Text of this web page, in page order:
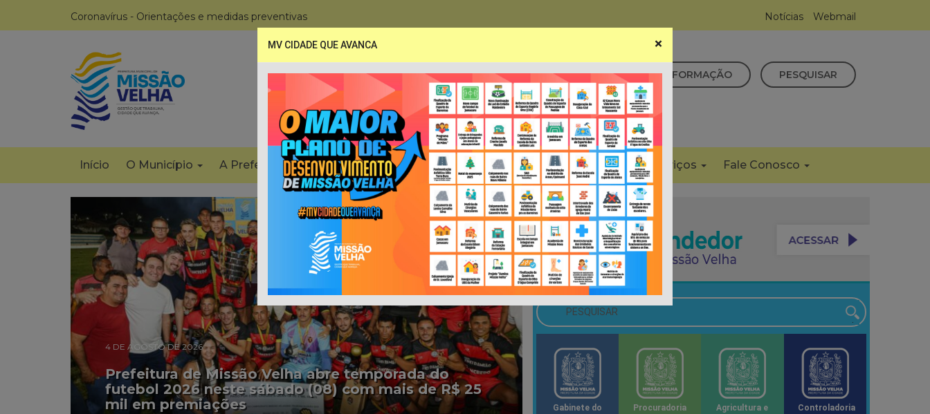
Coronavírus - Orientações e medidas preventivas Notícias Webmail
PORTAL DA TRANSPARÊNCIA ACESSO À INFORMAÇÃO PESQUISAR
Início O Município A Prefeitura Secretarias Publicações LRF e Contas Públicas Serviços Fale Conosco
4 DE AGOSTO DE 2026
Prefeitura de Missão Velha abre temporada do
futebol 2026 neste sábado (08) com mais de R$ 25
mil em premiações
Gabinete do
Procuradoria
Agricultura e
Controladoria
×
MV CIDADE QUE AVANCA